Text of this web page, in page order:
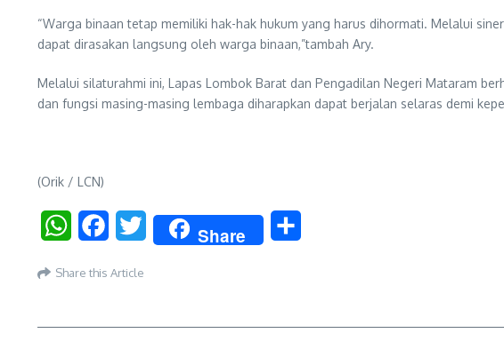
“Warga binaan tetap memiliki hak-hak hukum yang harus dihormati. Melalui
dapat dirasakan langsung oleh warga binaan,”tambah Ary.
Melalui silaturahmi ini, Lapas Lombok Barat dan Pengadilan Negeri Mataram
dan fungsi masing-masing lembaga diharapkan dapat berjalan selaras demi
(Orik / LCN)
WhatsAppFacebookTwitter Share
Share this Article